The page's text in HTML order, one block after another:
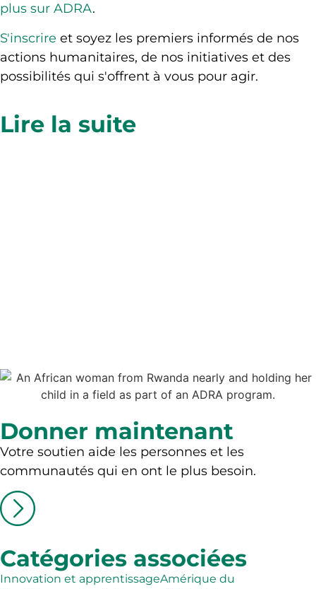
plus sur ADRA.
S'inscrire et soyez les premiers informés de nos
actions humanitaires, de nos initiatives et des
possibilités qui s'offrent à vous pour agir.
Lire la suite
Donner maintenant
Votre soutien aide les personnes et les
communautés qui en ont le plus besoin.
Catégories associées
Innovation et apprentissageAmérique du